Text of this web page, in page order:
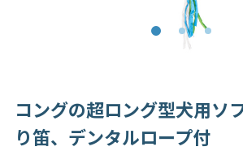
コングの超ロング型犬用ソ
り笛、デンタルロープ付